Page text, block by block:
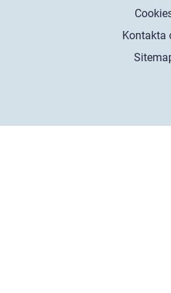
Kontakta